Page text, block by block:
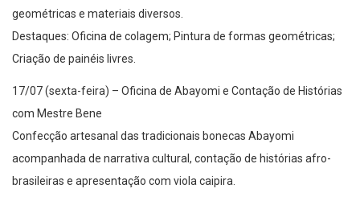
geométricas e materiais diversos.
Destaques: Oficina de colagem; Pintura de formas geométricas;
Criação de painéis livres.
17/07 (sexta-feira) – Oficina de Abayomi e Contação de Histórias
com Mestre Bene
Confecção artesanal das tradicionais bonecas Abayomi
acompanhada de narrativa cultural, contação de histórias afro-
brasileiras e apresentação com viola caipira.